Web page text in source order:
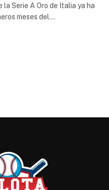
la Serie A Oro de Italia ya ha
meses del…